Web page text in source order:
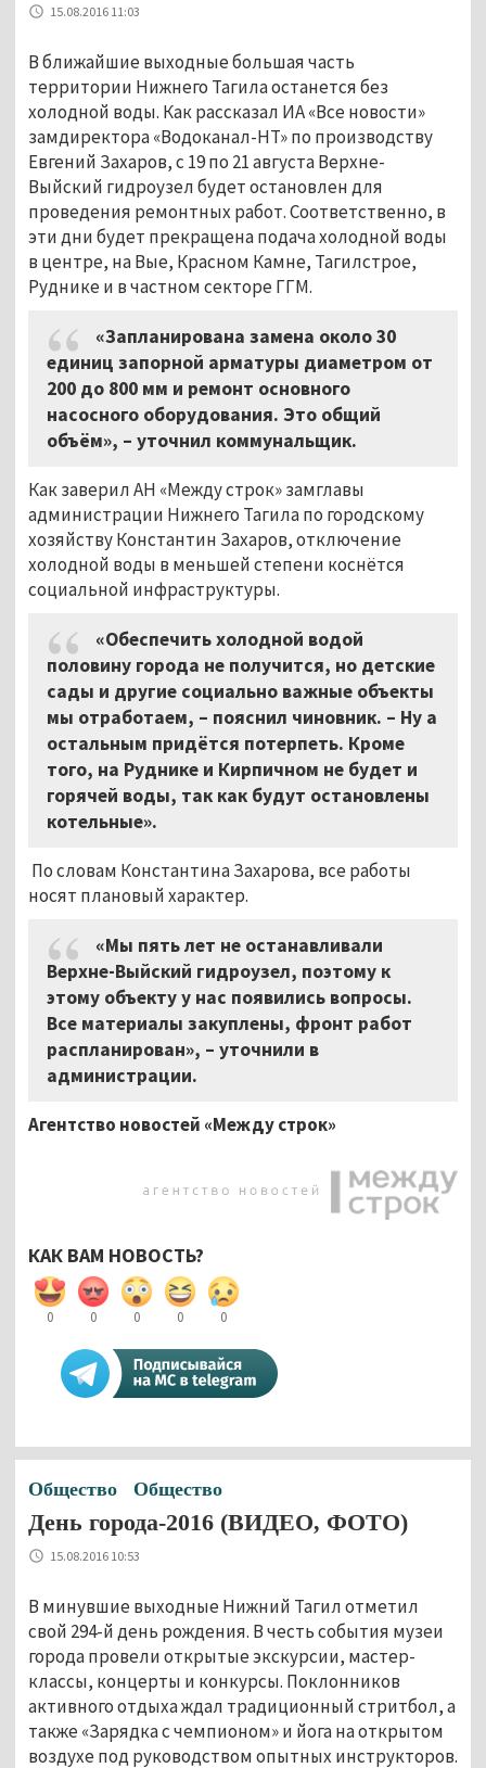
15.08.2016 11:03
В ближайшие выходные большая часть
территории Нижнего Тагила останется без
холодной воды. Как рассказал ИА «Все новости»
замдиректора «Водоканал-НТ» по производству
Евгений Захаров, с 19 по 21 августа Верхне-
Выйский гидроузел будет остановлен для
проведения ремонтных работ. Соответственно, в
эти дни будет прекращена подача холодной воды
в центре, на Вые, Красном Камне, Тагилстрое,
Руднике и в частном секторе ГГМ.
«Запланирована замена около 30
единиц запорной арматуры диаметром от
200 до 800 мм и ремонт основного
насосного оборудования. Это общий
объём», – уточнил коммунальщик.
Как заверил АН «Между строк» замглавы
администрации Нижнего Тагила по городскому
хозяйству Константин Захаров, отключение
холодной воды в меньшей степени коснётся
социальной инфраструктуры.
«Обеспечить холодной водой
половину города не получится, но детские
сады и другие социально важные объекты
мы отработаем, – пояснил чиновник. – Ну а
остальным придётся потерпеть. Кроме
того, на Руднике и Кирпичном не будет и
горячей воды, так как будут остановлены
котельные».
По словам Константина Захарова, все работы
носят плановый характер.
«Мы пять лет не останавливали
Верхне-Выйский гидроузел, поэтому к
этому объекту у нас появились вопросы.
Все материалы закуплены, фронт работ
распланирован», – уточнили в
администрации.
Агентство новостей «Между строк»
КАК ВАМ НОВОСТЬ?
0 0 0 0 0
Общество Общество
День города-2016 (ВИДЕО, ФОТО)
15.08.2016 10:53
В минувшие выходные Нижний Тагил отметил
свой 294-й день рождения. В честь события музеи
города провели открытые экскурсии, мастер-
классы, концерты и конкурсы. Поклонников
активного отдыха ждал традиционный стритбол, а
также «Зарядка с чемпионом» и йога на открытом
воздухе под руководством опытных инструкторов.